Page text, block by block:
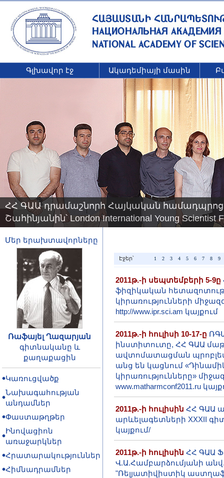
Գլխավոր էջ Ակադեմիայի մասին
ՀՀ ԳԱԱ դրամաշնորհ Հայկական
Շահինյանին՝ London International Young
Մեր երախտավորները
Ռաֆայել Ղազարյան
գիտնականը և
քաղաքացին
Կառուցվածք
Նախագահության
անդամներ
Փաստաթղթեր
Ինովացիոն
առաջարկներ
Հրատարակություններ
Հիմնադրամներ
Էջեր՝ 1 2 3 4 5 6 7 8 9
2011թ.-ի սեպտեմբերի 5-9ը
ֆիզիկական
կիրառությունների
http://www.ipr.sci.am կայքում
2011թ.-ի հուլիսի 10-17-ը
ինստիտուտը, ՀՀ ԳԱԱ
ավտոմատացման
անց են կացնում
կիրառությունները»
www.matharmconf2011.ru
2011թ.-ի հուլիսին ՀՀ ԳԱԱ
արևելագետների XXXII
կայքում/
2011թ.-ի հուլիսին ՀՀ ԳԱԱ
Վ.Ա.Համբարձումյանի
"Ռելյատիվիստիկ